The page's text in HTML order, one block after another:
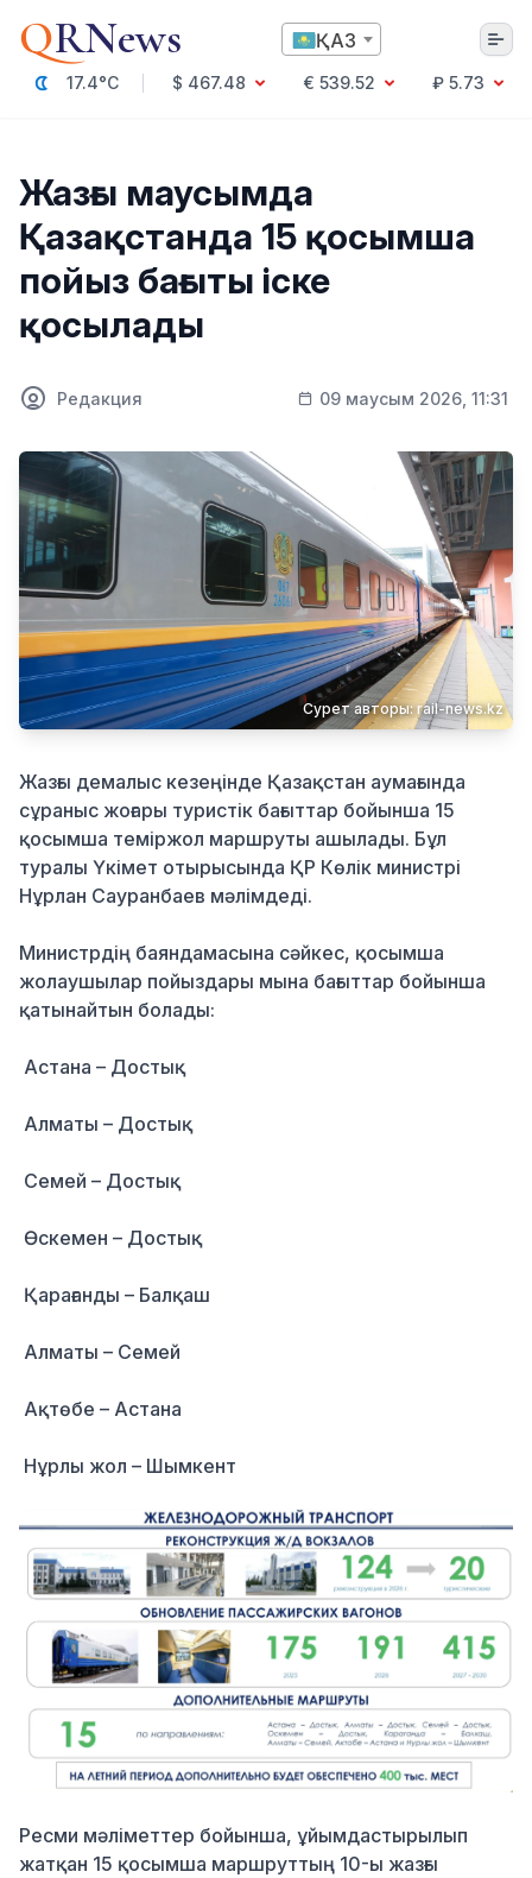
QRNews ҚАЗ
17.4°C $ 467.48 € 539.52
₽ 5.73
Мәдениет
Саясат
Технология
Экономика
Қоғам
Білім және Ғылым
Спорт
Ауа райы
Денсаулық
Бизнес
Қылмыс
Жазғы маусымда
Қазақстанда 15 қосымша
пойыз бағыты іске
қосылады
Редакция 09 маусым 2026, 11:31
Сурет авторы: rail-news.kz
Жазғы демалыс кезеңінде Қазақстан аумағында
сұраныс жоғары туристік бағыттар бойынша 15
қосымша теміржол маршруты ашылады. Бұл
туралы Үкімет отырысында ҚР Көлік министрі
Нұрлан Сауранбаев мәлімдеді.
Министрдің баяндамасына сәйкес, қосымша
жолаушылар пойыздары мына бағыттар бойынша
қатынайтын болады:
Астана – Достық
Алматы – Достық
Семей – Достық
Өскемен – Достық
Қарағанды – Балқаш
Алматы – Семей
Ақтөбе – Астана
Нұрлы жол – Шымкент
Ресми мәліметтер бойынша, ұйымдастырылып
жатқан 15 қосымша маршруттың 10-ы жазғы